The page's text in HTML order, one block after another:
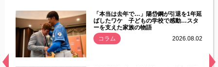
「本当は去年で…」陽岱鋼が引退を1年延
ばしたワケ 子どもの学校で感動…スタ
ーを支えた家族の物語
コラム
2026.08.02